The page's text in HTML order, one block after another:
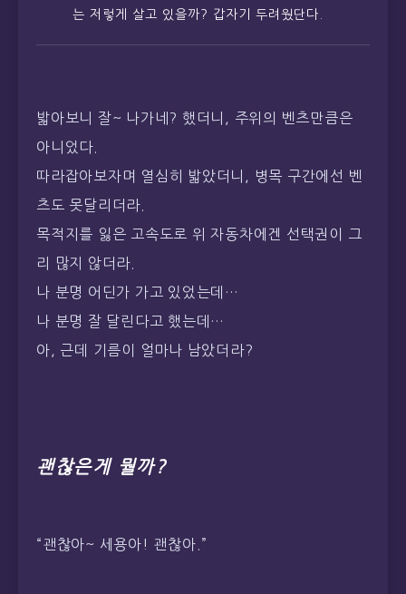
는 저렇게 살고 있을까? 갑자기 두려웠단다.
밟아보니 잘~ 나가네? 했더니, 주위의 벤츠만큼은
아니었다.
따라잡아보자며 열심히 밟았더니, 병목 구간에선 벤
츠도 못달리더라.
목적지를 잃은 고속도로 위 자동차에겐 선택권이 그
리 많지 않더라.
나 분명 어딘가 가고 있었는데…
나 분명 잘 달린다고 했는데…
아, 근데 기름이 얼마나 남았더라?
괜찮은게 뭘까?
“괜찮아~ 세용아! 괜찮아.”